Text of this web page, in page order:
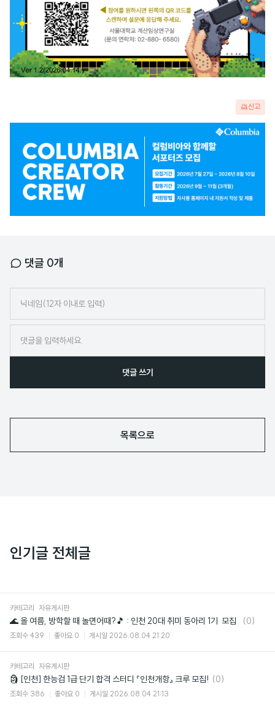
신고
댓글 0개
임
댓글 쓰기
목록으로
인기글 전체글
카테고리 자유게시판
🌊 올 여름, 방학할 때 놀면어때?🎵 : 인천 20대 취미 동아리 1기 모집
댓
(0)
조회수 439 좋아요 0 게시일 2026.08.04 21:20
카테고리 자유게시판
🗿 [인천] 한능검 1급 단기 합격 스터디 『인천개항』 크루 모집! 댓
(0)
조회수 386 좋아요 0 게시일 2026.08.04 21:13